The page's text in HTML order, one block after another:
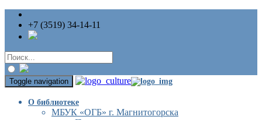
+7 (3519) 34-14-11
Toggle navigation
О библиотеке
МБУК «ОГБ» г. Магнитогорска